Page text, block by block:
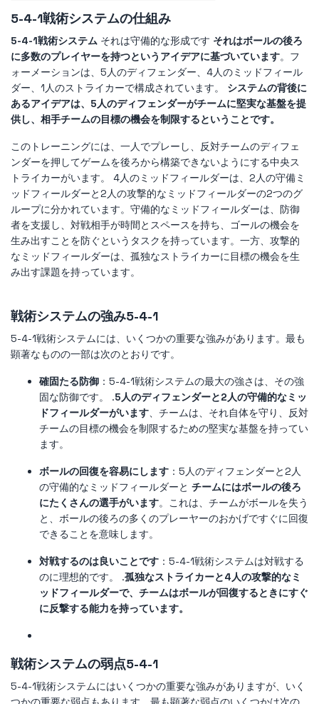
5-4-1戦術システムの仕組み
5-4-1戦術システム それは守備的な形成です それはボールの後ろ
に多数のプレイヤーを持つというアイデアに基づいています。フ
ォーメーションは、5人のディフェンダー、4人のミッドフィール
ダー、1人のストライカーで構成されています。
システムの背後に
あるアイデアは、5人のディフェンダーがチームに堅実な基盤を提
供し、相手チームの目標の機会を制限するということです。
このトレーニングには、一人でプレーし、反対チームのディフェ
ンダーを押してゲームを後ろから構築できないようにする中央ス
トライカーがいます。 4人のミッドフィールダーは、2人の守備ミ
ッドフィールダーと2人の攻撃的なミッドフィールダーの2つのグ
ループに分かれています。守備的なミッドフィールダーは、防御
者を支援し、対戦相手が時間とスペースを持ち、ゴールの機会を
生み出すことを防ぐというタスクを持っています。一方、攻撃的
なミッドフィールダーは、孤独なストライカーに目標の機会を生
み出す課題を持っています。
戦術システムの強み5-4-1
5-4-1戦術システムには、いくつかの重要な強みがあります。最も
顕著なものの一部は次のとおりです。
確固たる防御 ：5-4-1戦術システムの最大の強さは、その強
固な防御です。 .5人のディフェンダーと2人の守備的なミッ
ドフィールダーがいます、チームは、それ自体を守り、反対
チームの目標の機会を制限するための堅実な基盤を持ってい
ます。
ボールの回復を容易にします ：5人のディフェンダーと2人
の守備的なミッドフィールダーと チームにはボールの後ろ
にたくさんの選手がいます。これは、チームがボールを失う
と、ボールの後ろの多くのプレーヤーのおかげですぐに回復
できることを意味します。
対戦するのは良いことです ：5-4-1戦術システムは対戦する
のに理想的です。 .孤独なストライカーと4人の攻撃的なミ
ッドフィールダーで、チームはボールが回復するときにすぐ
に反撃する能力を持っています。
戦術システムの弱点5-4-1
5-4-1戦術システムにはいくつかの重要な強みがありますが、いく